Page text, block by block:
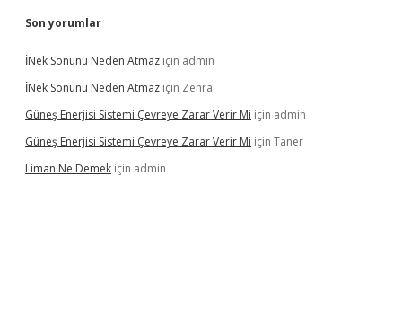
Son yorumlar
İNek Sonunu Neden Atmaz için admin
İNek Sonunu Neden Atmaz için Zehra
Güneş Enerjisi Sistemi Çevreye Zarar Verir Mi için admin
Güneş Enerjisi Sistemi Çevreye Zarar Verir Mi için Taner
Liman Ne Demek için admin